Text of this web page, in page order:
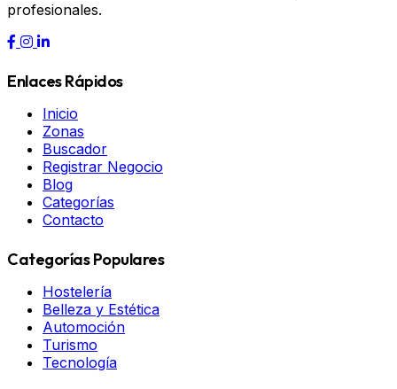
profesionales.
Enlaces Rápidos
Inicio
Zonas
Buscador
Registrar Negocio
Blog
Categorías
Contacto
Categorías Populares
Hostelería
Belleza y Estética
Automoción
Turismo
Tecnología